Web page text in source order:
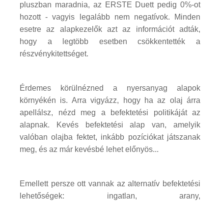
pluszban maradnia, az ERSTE Duett pedig 0%-ot
hozott - vagyis legalább nem negatívok. Minden
esetre az alapkezelők azt az információt adták,
hogy a legtöbb esetben csökkentették a
részvénykitettséget.
Érdemes körülnézned a nyersanyag alapok
környékén is. Arra vigyázz, hogy ha az olaj árra
apellálsz, nézd meg a befektetési politikáját az
alapnak. Kevés befektetési alap van, amelyik
valóban olajba fektet, inkább pozíciókat játszanak
meg, és az már kevésbé lehet előnyös...
Emellett persze ott vannak az alternatív befektetési
lehetőségek: ingatlan, arany,